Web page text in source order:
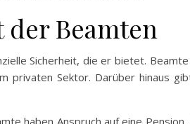
Beamten
Sicherheit, die er bietet.
Sektor. Darüber hinaus
haben Anspruch auf eine